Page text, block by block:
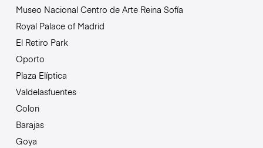
Museo Nacional Centro de Arte Reina Sofía
Royal Palace of Madrid
El Retiro Park
Oporto
Plaza Elíptica
Valdelasfuentes
Colon
Barajas
Goya